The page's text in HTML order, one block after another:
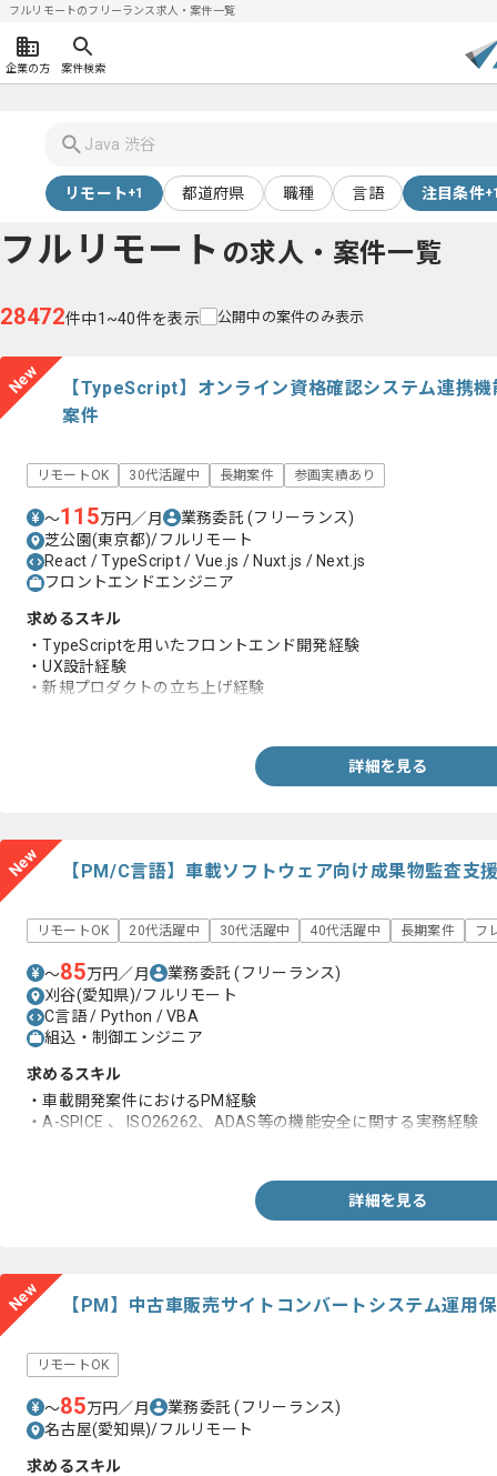
フルリモートのフリーランス求人・案件一覧
企業の方 案件検索
リモート+1 都道府県 職種 言語 注目条件
フルリモート の求人・案件一覧
28472件中1~40件を表示 公開中の案件のみ表示
New
【TypeScript】オンライン資格確認システム連携
案件
リモートOK 30代活躍中 長期案件 参画実績あり
〜115万円／月 業務委託(フリーランス)
芝公園(東京都)/フルリモート
React / TypeScript / Vue.js / Nuxt.js / Next.js
フロントエンドエンジニア
求めるスキル
・TypeScriptを用いたフロントエンド開発経験
・UX設計経験
・新規プロダクトの立ち上げ経験
詳細を見る
New 【PM/C言語】車載ソフトウェア向け成果物監査支
リモートOK 20代活躍中 30代活躍中 40代活躍中 長期案件 フ
〜85万円／月 業務委託(フリーランス)
刈谷(愛知県)/フルリモート
C言語 / Python / VBA
組込・制御エンジニア
求めるスキル
・車載開発案件におけるPM経験
・A-SPICE 、 ISO26262、ADAS等の機能安全に関する実務経験
詳細を見る
New 【PM】中古車販売サイトコンバートシステム運用
リモートOK
〜85万円／月 業務委託(フリーランス)
名古屋(愛知県)/フルリモート
求めるスキル